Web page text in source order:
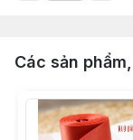
Các sản